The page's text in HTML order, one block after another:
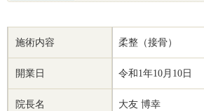
柔整（接骨）
令和1年10月10日
大友 博幸
施術内容
開業日
院長名